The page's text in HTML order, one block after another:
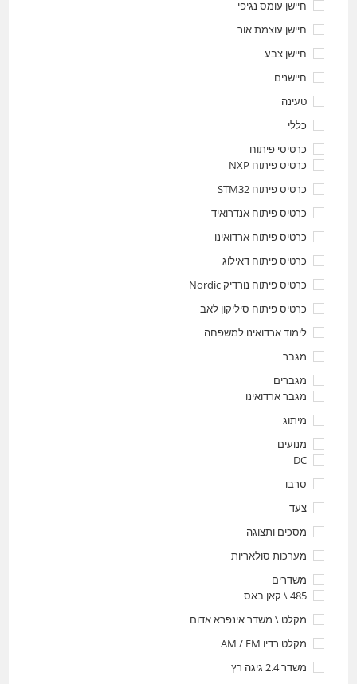
חיישן עומס נגיפי
חיישן עוצמת אור
חיישן צבע
חיישנים
טעינה
כללי
כרטיסי פיתוח
כרטיס פיתוח NXP
כרטיס פיתוח STM32
כרטיס פיתוח אנדרואיד
כרטיס פיתוח ארדואינו
כרטיס פיתוח דאילוג
כרטיס פיתוח נורדיק Nordic
כרטיס פיתוח סיליקון לאב
לימוד ארדואינו למשפחה
מגבר
מגברים
מגבר ארדואינו
מיתוג
מנועים
DC
סרבו
צעד
מסכים ותצוגה
מערכות סולאריות
משדרים
485 \ קאן באס
מקלט \ משדר אינפרא אדום
מקלט רדיו AM / FM
משדר 2.4 גיגה רץ